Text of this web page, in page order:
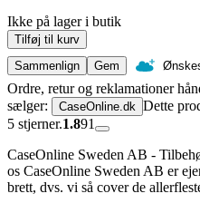
Ikke på lager i butik
Tilføj til kurv
Sammenlign
Gem
Ordre, retur og reklamationer
sælger:
CaseOnline.dk Dette
5 stjerner.1.891
CaseOnline Sweden AB -
os CaseOnline Sweden AB er
brett, dvs. vi så cover de